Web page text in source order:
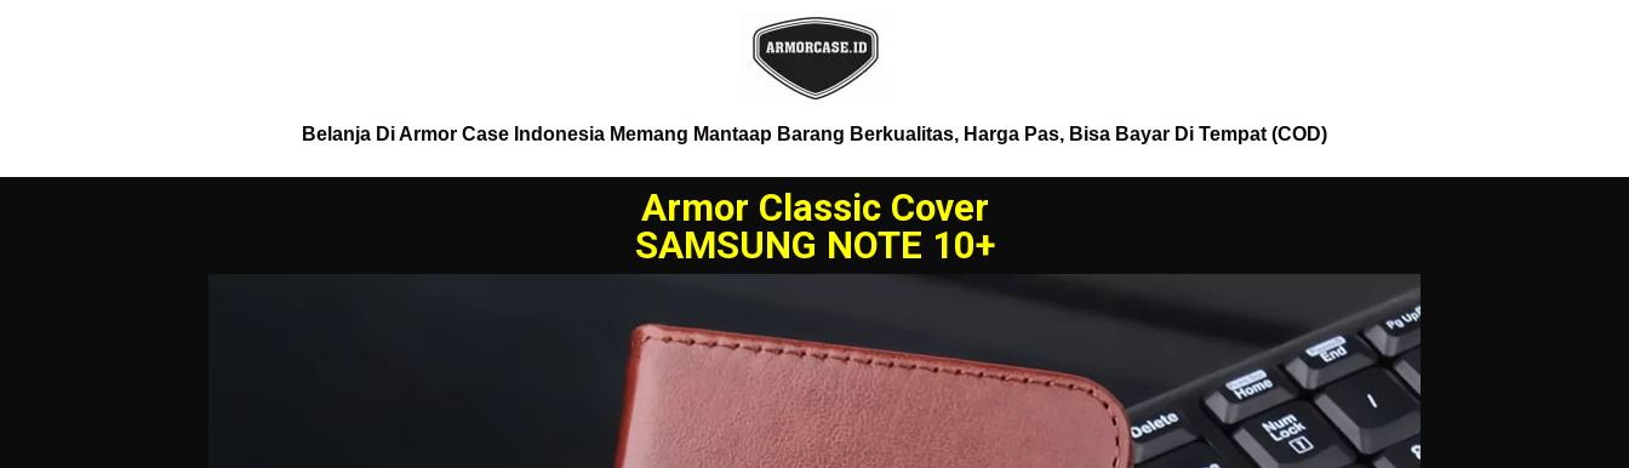
Belanja Di Armor Case Indonesia Memang Mantaap Barang Berkualitas, Harga Pas, Bisa Bayar Di Tempat (COD)
Armor Classic Cover
SAMSUNG NOTE 10+